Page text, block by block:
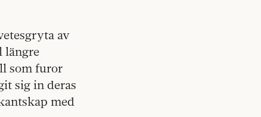
av
längre
som furor
sig in deras
med